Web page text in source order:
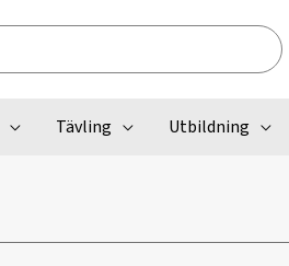
Tävling Utbildning